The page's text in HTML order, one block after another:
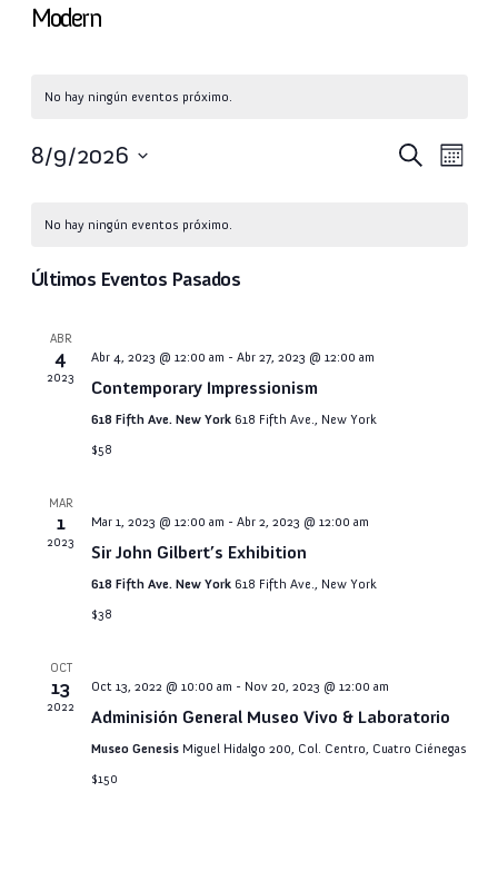
Modern
No hay ningún eventos próximo.
Buscar
Mes
8/9/2026
fecha.
Calendario
de
Eventos
No hay ningún eventos próximo.
Últimos Eventos Pasados
ABR
4
2023
Abr 4, 2023 @ 12:00 am - Abr 27, 2023 @ 12:00 am
Contemporary Impressionism
618 Fifth Ave. New York 618 Fifth Ave., New York
$58
MAR
1
2023
Mar 1, 2023 @ 12:00 am - Abr 2, 2023 @ 12:00 am
Sir John Gilbert’s Exhibition
618 Fifth Ave. New York 618 Fifth Ave., New York
$38
OCT
13
2022
Oct 13, 2022 @ 10:00 am - Nov 20, 2023 @ 12:00 am
Adminisión General Museo Vivo & Laboratorio
Museo Genesis Miguel Hidalgo 200, Col. Centro, Cuatro Ciénegas
$150